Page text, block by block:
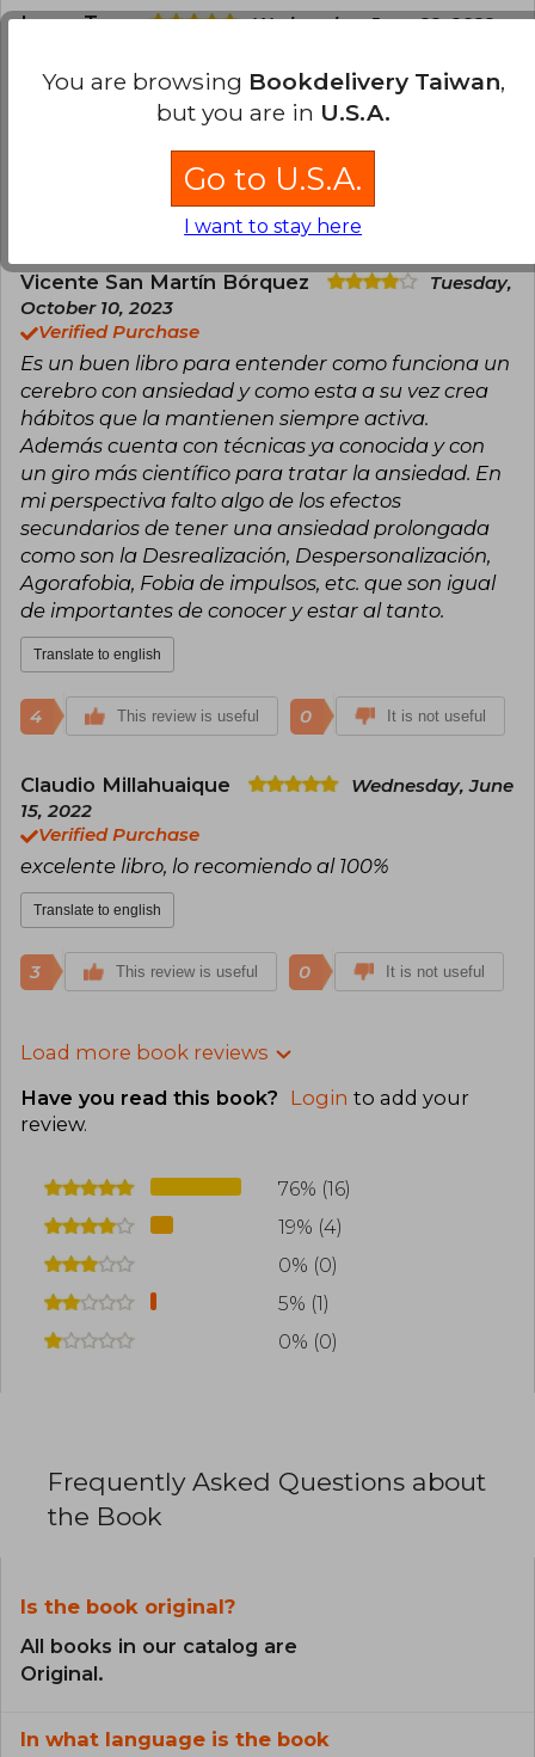
Laura Toro
Wednesday, June 22, 2022
100% recomendado. Enseña muchas cosas
técnicas con palabras simples y realmente ayuda.
0
Vicente San Martín Bórquez
Tuesday,
October 10, 2023
Verified Purchase
Es un buen libro para entender como funciona un
cerebro con ansiedad y como esta a su vez crea
hábitos que la mantienen siempre activa.
Además cuenta con técnicas ya conocida y con
un giro más científico para tratar la ansiedad. En
mi perspectiva falto algo de los efectos
secundarios de tener una ansiedad prolongada
como son la Desrealización, Despersonalización,
Agorafobia, Fobia de impulsos, etc. que son igual
de importantes de conocer y estar al tanto.
Translate to english
4 This review is useful 0 It is not useful
Claudio Millahuaique
Wednesday, June
15, 2022
Verified Purchase
excelente libro, lo recomiendo al 100%
Translate to english
3 This review is useful 0 It is not useful
Load more book reviews
Have you read this book? Login to add your
review.
76% (16)
19% (4)
0% (0)
5% (1)
0% (0)
Frequently Asked Questions about
the Book
Is the book original?
All books in our catalog are
Original.
In what language is the book
You are browsing Bookdelivery Taiwan,
but you are in U.S.A.
Go to U.S.A.
I want to stay here